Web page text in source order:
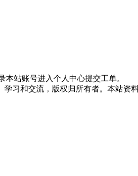
站账号进入个人中心提交工单。
习和交流，版权归所有者。本站资